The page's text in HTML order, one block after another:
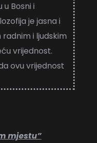
Bosni i
je jasna i
i ljudskim
vrijednost.
ovu vrijednost
mjestu”